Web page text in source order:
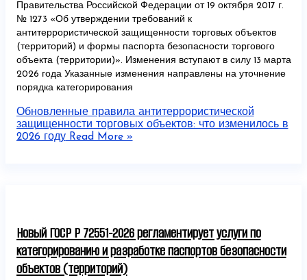
Правительства Российской Федерации от 19 октября 2017 г.
№ 1273 «Об утверждении требований к
антитеррористической защищенности торговых объектов
(территорий) и формы паспорта безопасности торгового
объекта (территории)». Изменения вступают в силу 13 марта
2026 года Указанные изменения направлены на уточнение
порядка категорирования
Обновленные правила антитеррористической
защищенности торговых объектов: что изменилось в
2026 годуRead More »
Новый ГОСР Р 72551-2026 регламентирует услуги по
категорированию и разработке паспортов безопасности
объектов (территорий)